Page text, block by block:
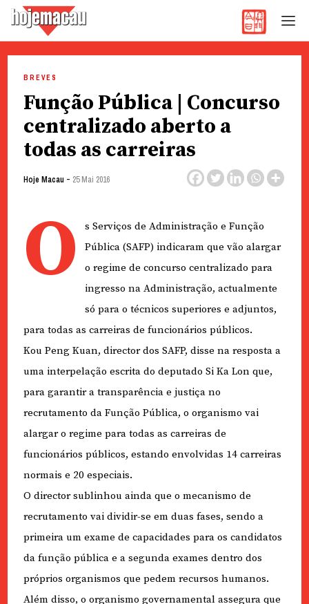
content
BREVES
Função Pública | Concurso
centralizado aberto a
todas as carreiras
Hoje Macau - 25 Mai 2016
O
s Serviços de Administração e Função
Pública (SAFP) indicaram que vão alargar
o regime de concurso centralizado para
ingresso na Administração, actualmente
só para o técnicos superiores e adjuntos,
para todas as carreiras de funcionários públicos.
Kou Peng Kuan, director dos SAFP, disse na resposta a
uma interpelação escrita do deputado Si Ka Lon que,
para garantir a transparência e justiça no
recrutamento da Função Pública, o organismo vai
alargar o regime para todas as carreiras de
funcionários públicos, estando envolvidas 14 carreiras
normais e 20 especiais.
O director sublinhou ainda que o mecanismo de
recrutamento vai dividir-se em duas fases, sendo a
primeira um exame de capacidades para os candidatos
da função pública e a segunda exames dentro dos
próprios organismos que pedem recursos humanos.
Além disso, o organismo governamental assegura que